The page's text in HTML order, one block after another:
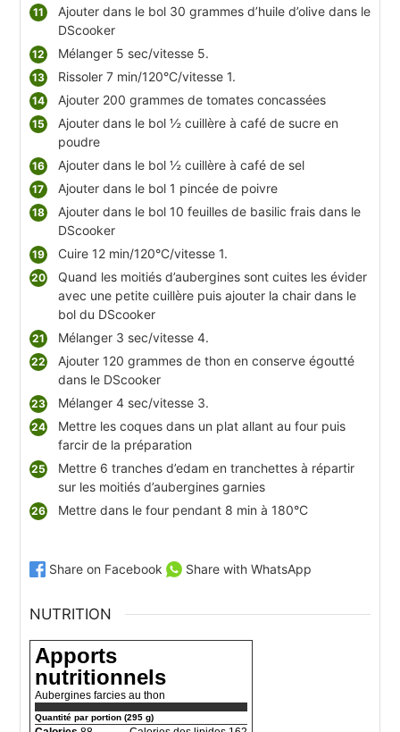
Ajouter dans le bol 30 grammes d’huile d’olive dans le
DScooker
Mélanger 5 sec/vitesse 5.
Rissoler 7 min/120°C/vitesse 1.
Ajouter 200 grammes de tomates concassées
Ajouter dans le bol ½ cuillère à café de sucre en
poudre
Ajouter dans le bol ½ cuillère à café de sel
Ajouter dans le bol 1 pincée de poivre
Ajouter dans le bol 10 feuilles de basilic frais dans le
DScooker
Cuire 12 min/120°C/vitesse 1.
Quand les moitiés d’aubergines sont cuites les évider
avec une petite cuillère puis ajouter la chair dans le
bol du DScooker
Mélanger 3 sec/vitesse 4.
Ajouter 120 grammes de thon en conserve égoutté
dans le DScooker
Mélanger 4 sec/vitesse 3.
Mettre les coques dans un plat allant au four puis
farcir de la préparation
Mettre 6 tranches d’edam en tranchettes à répartir
sur les moitiés d’aubergines garnies
Mettre dans le four pendant 8 min à 180°C
Share on Facebook Share with WhatsApp
NUTRITION
Apports
nutritionnels
Aubergines farcies au thon
Quantité par portion (295 g)